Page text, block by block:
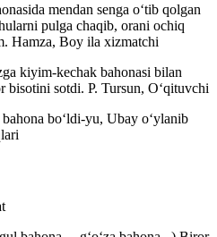
mendan senga oʻtib qolgan
pulga chaqib, orani ochiq
Hamza, Boy ila xizmatchi
kiyim-kechak bahonasi bilan
bisotini sotdi. P. Tursun, Oʻqituvchi
boʻldi-yu, Ubay oʻylanib